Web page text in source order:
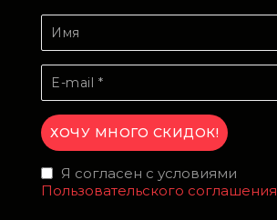
Я согласен с условиями
Пользовательского соглашения